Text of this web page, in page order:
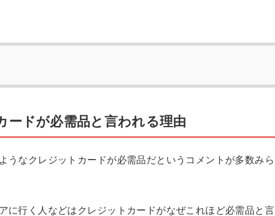
ードが必需品と言われる理由
うなクレジットカードが必需品だというコメントが多数みら
に行く人などはクレジットカードがなぜこれほど必需品と言